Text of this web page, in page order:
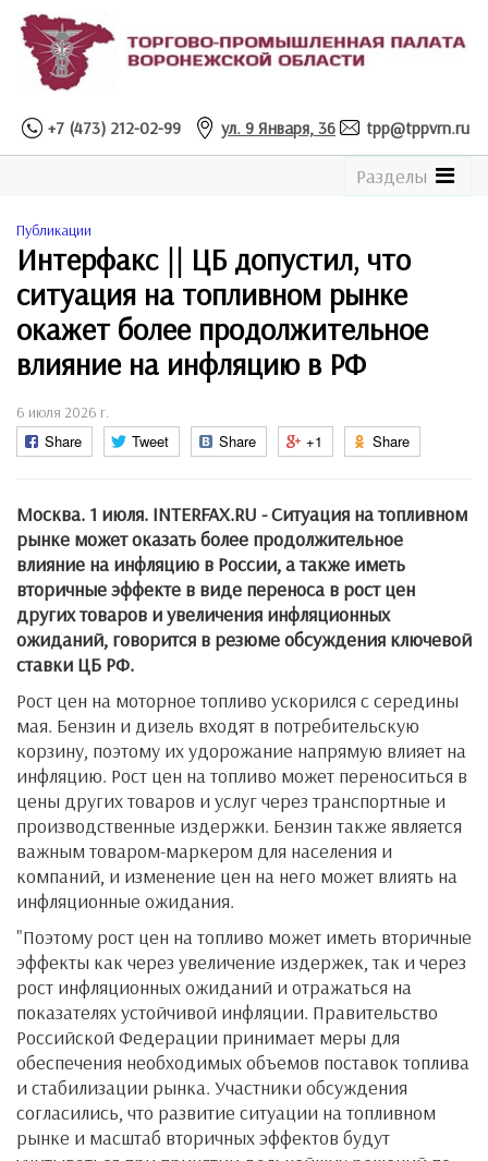
+7 (473) 212-02-99 ул. 9 Января, 36 tpp@tppvrn.ru
See
the
Разделы
Публикации
Интерфакс || ЦБ допустил, что
ситуация на топливном рынке
окажет более продолжительное
влияние на инфляцию в РФ
6 июля 2026 г.
Share Tweet Share +1 Share
Москва. 1 июля. INTERFAX.RU - Ситуация на топливном
рынке может оказать более продолжительное
влияние на инфляцию в России, а также иметь
вторичные эффекте в виде переноса в рост цен
других товаров и увеличения инфляционных
ожиданий, говорится в резюме обсуждения ключевой
ставки ЦБ РФ.
Рост цен на моторное топливо ускорился с середины
мая. Бензин и дизель входят в потребительскую
корзину, поэтому их удорожание напрямую влияет на
инфляцию. Рост цен на топливо может переноситься в
цены других товаров и услуг через транспортные и
производственные издержки. Бензин также является
важным товаром-маркером для населения и
компаний, и изменение цен на него может влиять на
инфляционные ожидания.
"Поэтому рост цен на топливо может иметь вторичные
эффекты как через увеличение издержек, так и через
рост инфляционных ожиданий и отражаться на
показателях устойчивой инфляции. Правительство
Российской Федерации принимает меры для
обеспечения необходимых объемов поставок топлива
и стабилизации рынка. Участники обсуждения
согласились, что развитие ситуации на топливном
рынке и масштаб вторичных эффектов будут